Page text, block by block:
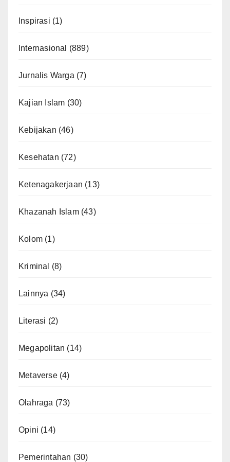
Inspirasi (1)
Internasional (889)
Jurnalis Warga (7)
Kajian Islam (30)
Kebijakan (46)
Kesehatan (72)
Ketenagakerjaan (13)
Khazanah Islam(43)
Kolom (1)
Kriminal (8)
Lainnya (34)
Literasi (2)
Megapolitan (14)
Metaverse(4)
Olahraga (73)
Opini (14)
Pemerintahan (30)